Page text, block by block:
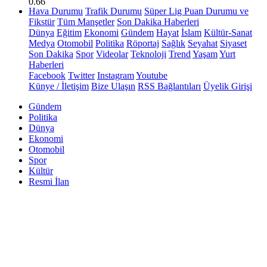
Hava Durumu Trafik Durumu Süper Lig Puan Durumu ve
Fikstür Tüm Manşetler Son Dakika Haberleri
Dünya Eğitim Ekonomi Gündem Hayat İslam Kültür-Sanat
Medya Otomobil Politika Röportaj Sağlık Seyahat Siyaset
Son Dakika Spor Videolar Teknoloji Trend YaşamYurt
Haberleri
Facebook Twitter InstagramYoutube
Künye / İletişim Bize Ulaşın RSS Bağlantıları Üyelik Girişi
Gündem
Politika
Dünya
Ekonomi
Otomobil
Spor
Kültür
Resmi İlan